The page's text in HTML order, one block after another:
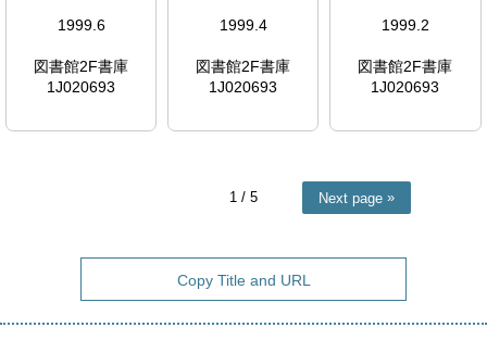
1999.6
図書館2F書庫
1J020693
1999.4
図書館2F書庫
1J020693
1999.2
図書館2F書庫
1J020693
1 / 5 Next page
Copy Title and URL